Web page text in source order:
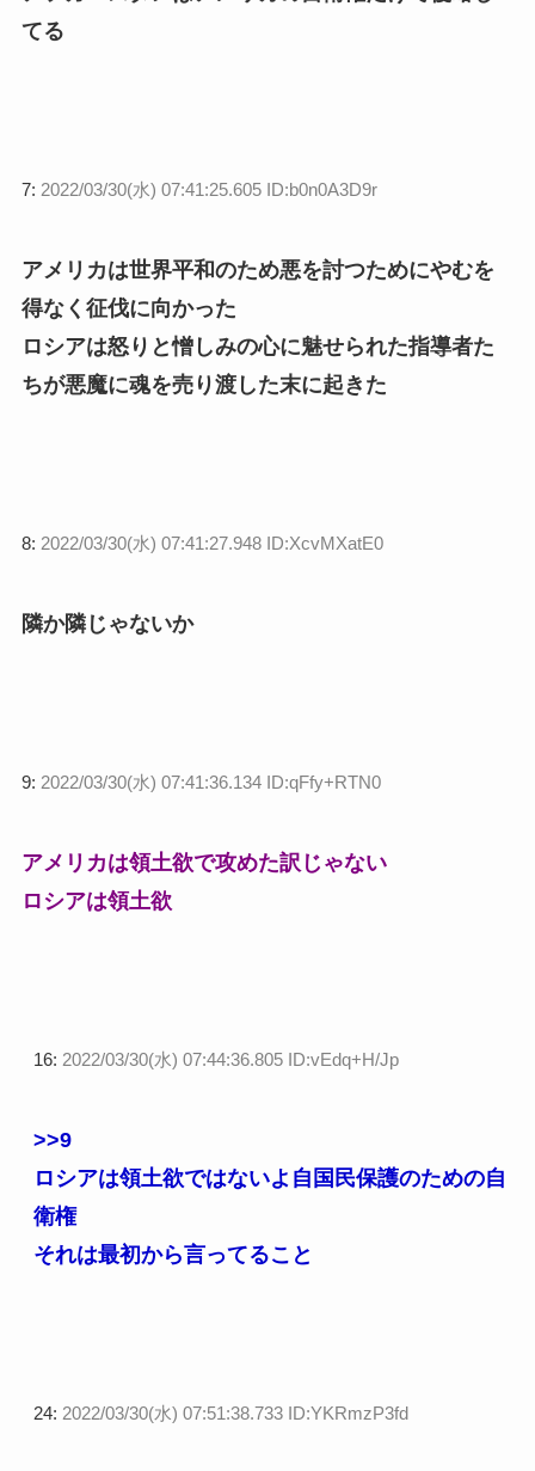
てる
7: 2022/03/30(水) 07:41:25.605 ID:b0n0A3D9r
アメリカは世界平和のため悪を討つためにやむを
得なく征伐に向かった
ロシアは怒りと憎しみの心に魅せられた指導者た
ちが悪魔に魂を売り渡した末に起きた
8: 2022/03/30(水) 07:41:27.948 ID:XcvMXatE0
隣か隣じゃないか
9: 2022/03/30(水) 07:41:36.134 ID:qFfy+RTN0
アメリカは領土欲で攻めた訳じゃない
ロシアは領土欲
16: 2022/03/30(水) 07:44:36.805 ID:vEdq+H/Jp
>>9
ロシアは領土欲ではないよ自国民保護のための自
衛権
それは最初から言ってること
24: 2022/03/30(水) 07:51:38.733 ID:YKRmzP3fd